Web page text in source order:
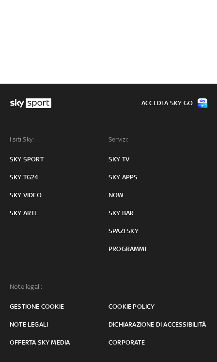
I siti Sky:
SKY SPORT
SKY TG24
SKY VIDEO
SKY ARTE
Servizi:
SKY TV
SKY APPS
NOW
SKY BAR
SPAZI SKY
PROGRAMMI
Note legali:
GESTIONE COOKIE COOKIE POLICY
NOTE LEGALI DICHIARAZIONE DI ACCESSIBILITÀ
OFFERTA SKY MEDIA CORPORATE
ACCEDI A SKY GO